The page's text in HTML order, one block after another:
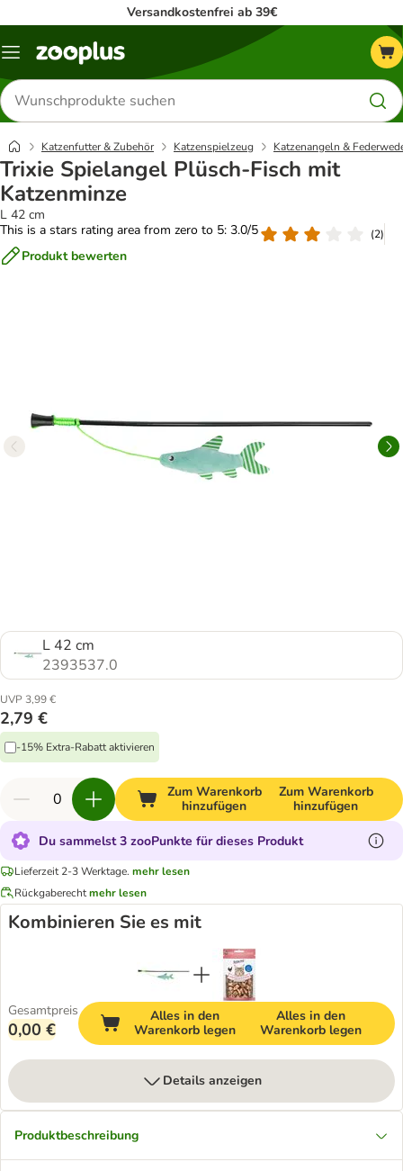
Versandkostenfrei ab 39€
Menü
Produkte
suchen
Katzenfutter & Zubehör Katzenspielzeug Katzenangeln &
Trixie Spielangel Plüsch-Fisch mit
Katzenminze
L 42 cm
This is a stars rating area from zero to 5: 3.0/5
(2)
Produkt bewerten
L 42 cm
2393537.0
UVP 3,99 €
2,79 €
-15% Extra-Rabatt aktivieren
Zum Warenkorb
hinzufügen
Zum Warenkorb
hinzufügen
Du sammelst 3 zooPunkte für dieses Produkt
Lieferzeit 2-3 Werktage. mehr lesen
Rückgaberechtmehr lesen
Kombinieren Sie es mit
Gesamtpreis
0,00 €
Alles in den
Warenkorb legen
Alles in den
Warenkorb legen
Details anzeigen
Produktbeschreibung